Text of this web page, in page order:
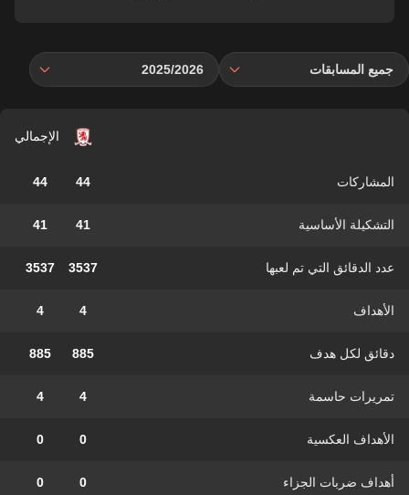
جميع المسابقات 2025/2026
الإجمالي
المشاركات 44
44
التشكيلة الأساسية 41
41
عدد الدقائق التي تم لعبها 3537
3537
الأهداف 4
4
دقائق لكل هدف 885
885
تمريرات حاسمة 4
4
الأهداف العكسية 0
0
أهداف ضربات الجزاء 0
0